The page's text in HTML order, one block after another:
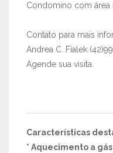
Condomino com
Contato para mais
Andrea C. Fialek
Agende sua visita.
Características
* Aquecimento a gás